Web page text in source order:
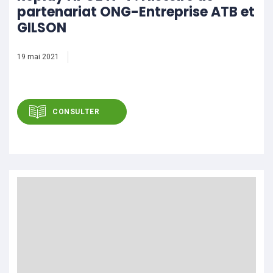
partenariat ONG-Entreprise ATB et
GILSON
19 mai 2021
CONSULTER